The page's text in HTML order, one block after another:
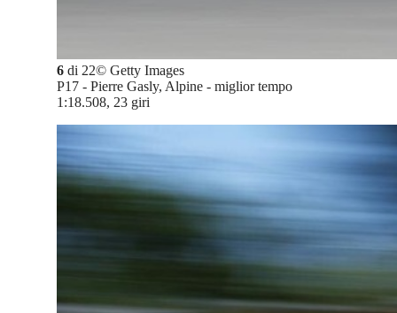
6 di 22© Getty Images
P17 - Pierre Gasly, Alpine - miglior tempo
1:18.508, 23 giri